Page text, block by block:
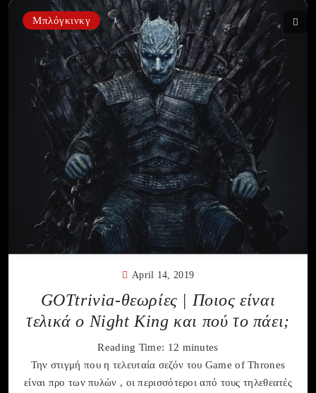
Μπλόγκινκγ
April 14, 2019
GOTtrivia-θεωρίες | Ποιος είναι
τελικά ο Night King και πού το πάει;
Reading Time: 12 minutes
Την στιγμή που η τελευταία σεζόν του Game of Thrones
είναι προ των πυλών , οι περισσότεροι από τους τηλεθεατές